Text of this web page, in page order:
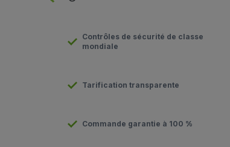
Contrôles de sécurité de classe
mondiale
Tarification transparente
Commande garantie à 100 %